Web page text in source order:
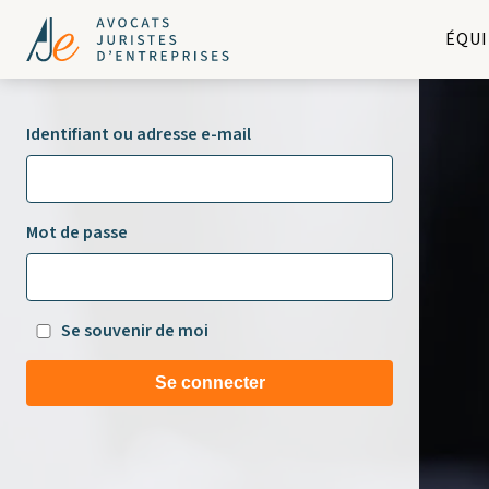
Identifiant ou adresse e-mail
Mot de passe
Se souvenir de moi